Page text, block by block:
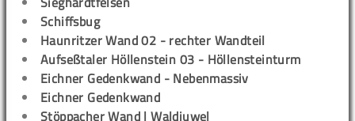
Schiffsbug
Haunritzer Wand 02 - rechter Wandteil
Aufseßtaler Höllenstein 03 - Höllensteinturm
Eichner Gedenkwand - Nebenmassiv
Eichner Gedenkwand
Stöppacher Wand | Waldjuwel